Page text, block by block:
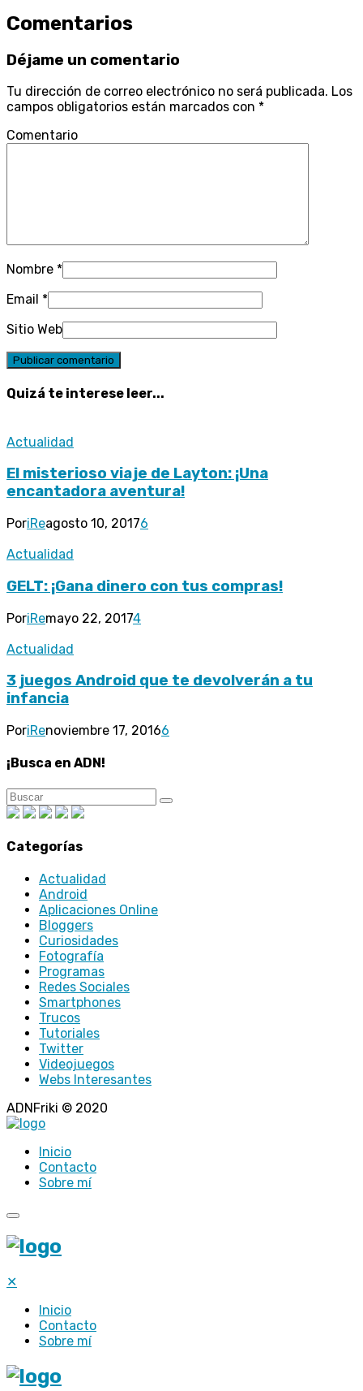
Comentarios
Déjame un comentario
Tu dirección de correo electrónico no será publicada. Los
campos obligatorios están marcados con *
Comentario
Nombre *
Email *
Sitio Web
Quizá te interese leer...
Actualidad
El misterioso viaje de Layton: ¡Una
encantadora aventura!
PoriReagosto 10, 20176
Actualidad
GELT: ¡Gana dinero con tus compras!
PoriRemayo 22, 20174
Actualidad
3 juegos Android que te devolverán a tu
infancia
PoriRenoviembre 17, 20166
¡Busca en ADN!
Categorías
Actualidad
Android
Aplicaciones Online
Bloggers
Curiosidades
Fotografía
Programas
Redes Sociales
Smartphones
Trucos
Tutoriales
Twitter
Videojuegos
Webs Interesantes
ADNFriki © 2020
Inicio
Contacto
Sobre mí
✕
Inicio
Contacto
Sobre mí